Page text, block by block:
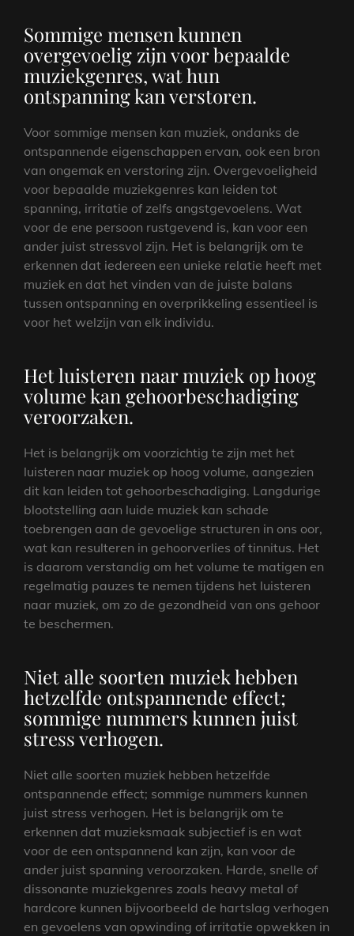
Sommige mensen kunnen
overgevoelig zijn voor bepaalde
muziekgenres, wat hun
ontspanning kan verstoren.
Voor sommige mensen kan muziek, ondanks de
ontspannende eigenschappen ervan, ook een bron
van ongemak en verstoring zijn. Overgevoeligheid
voor bepaalde muziekgenres kan leiden tot
spanning, irritatie of zelfs angstgevoelens. Wat
voor de ene persoon rustgevend is, kan voor een
ander juist stressvol zijn. Het is belangrijk om te
erkennen dat iedereen een unieke relatie heeft met
muziek en dat het vinden van de juiste balans
tussen ontspanning en overprikkeling essentieel is
voor het welzijn van elk individu.
Het luisteren naar muziek op hoog
volume kan gehoorbeschadiging
veroorzaken.
Het is belangrijk om voorzichtig te zijn met het
luisteren naar muziek op hoog volume, aangezien
dit kan leiden tot gehoorbeschadiging. Langdurige
blootstelling aan luide muziek kan schade
toebrengen aan de gevoelige structuren in ons oor,
wat kan resulteren in gehoorverlies of tinnitus. Het
is daarom verstandig om het volume te matigen en
regelmatig pauzes te nemen tijdens het luisteren
naar muziek, om zo de gezondheid van ons gehoor
te beschermen.
Niet alle soorten muziek hebben
hetzelfde ontspannende effect;
sommige nummers kunnen juist
stress verhogen.
Niet alle soorten muziek hebben hetzelfde
ontspannende effect; sommige nummers kunnen
juist stress verhogen. Het is belangrijk om te
erkennen dat muzieksmaak subjectief is en wat
voor de een ontspannend kan zijn, kan voor de
ander juist spanning veroorzaken. Harde, snelle of
dissonante muziekgenres zoals heavy metal of
hardcore kunnen bijvoorbeeld de hartslag verhogen
en gevoelens van opwinding of irritatie opwekken in